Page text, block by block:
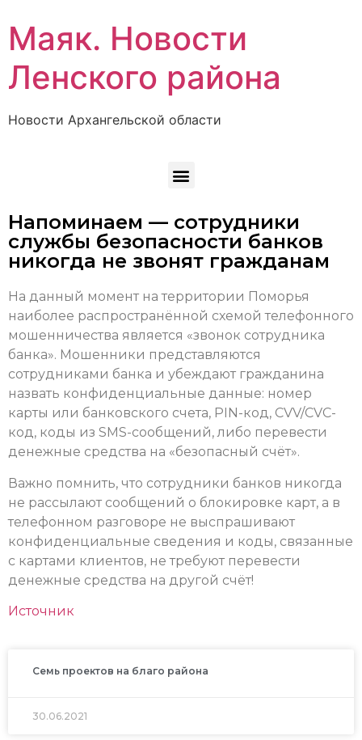
Маяк. Новости
Ленского района
Новости Архангельской области
Напоминаем — сотрудники
службы безопасности банков
никогда не звонят гражданам
На данный момент на территории Поморья
наиболее распространённой схемой телефонного
мошенничества является «звонок сотрудника
банка». Мошенники представляются
сотрудниками банка и убеждают гражданина
назвать конфиденциальные данные: номер
карты или банковского счета, PIN-код, CVV/CVC-
код, коды из SMS-сообщений, либо перевести
денежные средства на «безопасный счёт».
Важно помнить, что сотрудники банков никогда
не рассылают сообщений о блокировке карт, а в
телефонном разговоре не выспрашивают
конфиденциальные сведения и коды, связанные
с картами клиентов, не требуют перевести
денежные средства на другой счёт!
Источник
Семь проектов на благо района
30.06.2021